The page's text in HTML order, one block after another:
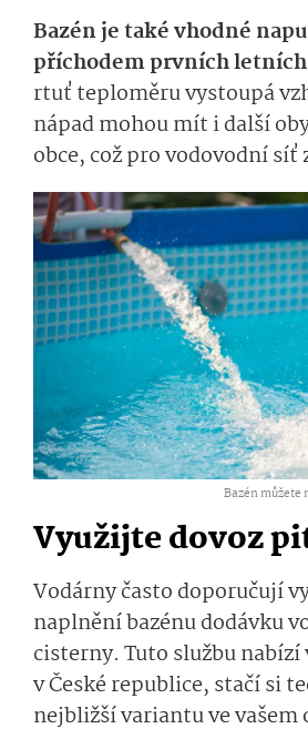
Bazén je také vhodné
příchodem prvních
rtuť teploměru vystoupá
nápad mohou mít i další
obce, což pro vodovodní síť
Bazén můžete
Využijte dovoz
Vodárny často doporučují
naplnění bazénu dodávku
cisterny. Tuto službu
v České republice, stačí si
nejbližší variantu ve vašem